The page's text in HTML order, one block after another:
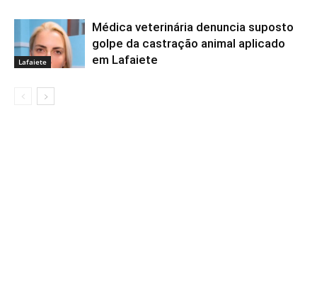
Lafaiete
Médica veterinária denuncia suposto
golpe da castração animal aplicado
em Lafaiete